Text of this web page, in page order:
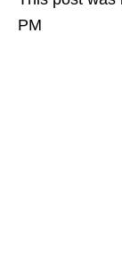
PM